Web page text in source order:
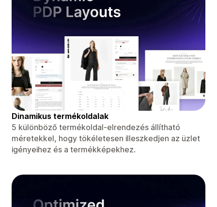
Dinamikus termékoldalak
5 különböző termékoldal-elrendezés állítható
méretekkel, hogy tökéletesen illeszkedjen az üzlet
igényeihez és a termékképekhez.